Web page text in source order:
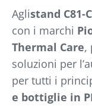
Aglistand C81-
con i marchi
Thermal Care,
soluzioni per
per tutti i
e bottiglie in